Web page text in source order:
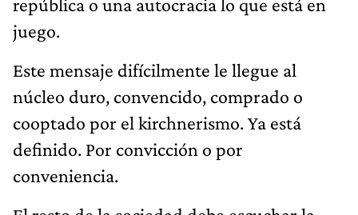
juego.
Este mensaje difícilmente le llegue al
núcleo duro, convencido, comprado o
cooptado por el kirchnerismo. Ya está
definido. Por convicción o por
conveniencia.